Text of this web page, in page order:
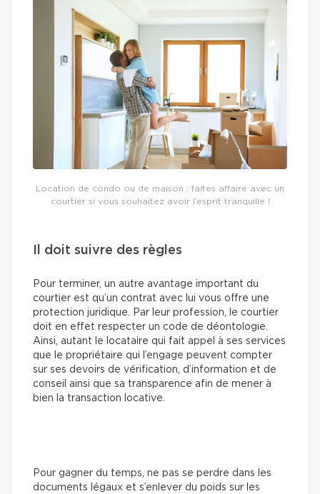
Location de condo ou de maison : faites affaire avec un
courtier si vous souhaitez avoir l’esprit tranquille !
Il doit suivre des règles
Pour terminer, un autre avantage important du
courtier est qu’un contrat avec lui vous offre une
protection juridique. Par leur profession, le courtier
doit en effet respecter un code de déontologie.
Ainsi, autant le locataire qui fait appel à ses services
que le propriétaire qui l’engage peuvent compter
sur ses devoirs de vérification, d’information et de
conseil ainsi que sa transparence afin de mener à
bien la transaction locative.
Pour gagner du temps, ne pas se perdre dans les
documents légaux et s’enlever du poids sur les